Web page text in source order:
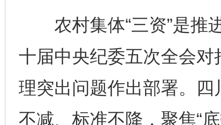
农村集体“三资”是推
十届中央纪委五次全会对
理突出问题作出部署。
不减、标准不降，聚焦“